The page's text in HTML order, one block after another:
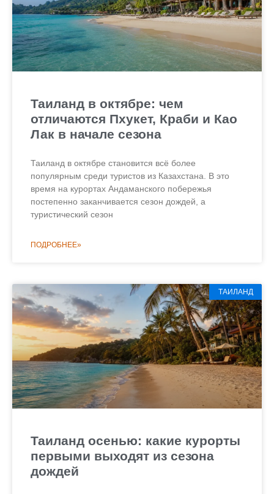
Таиланд в октябре: чем
отличаются Пхукет, Краби и Као
Лак в начале сезона
Таиланд в октябре становится всё более
популярным среди туристов из Казахстана. В это
время на курортах Андаманского побережья
постепенно заканчивается сезон дождей, а
туристический сезон
ПОДРОБНЕЕ»
ТАИЛАНД
Таиланд осенью: какие курорты
первыми выходят из сезона
дождей